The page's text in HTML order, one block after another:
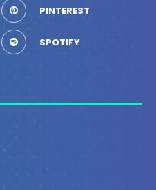
PINTEREST
SPOTIFY